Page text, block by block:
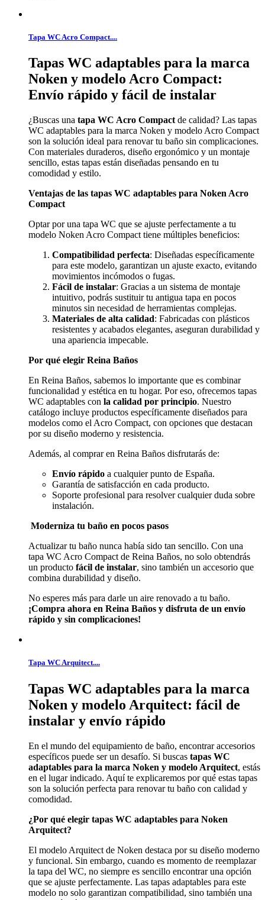
Tapa WC Acro Compact....
Tapas WC adaptables para la marca
Noken y modelo Acro Compact:
Envío rápido y fácil de instalar
¿Buscas una tapa WC Acro Compact de calidad? Las tapas
WC adaptables para la marca Noken y modelo Acro Compact
son la solución ideal para renovar tu baño sin complicaciones.
Con materiales duraderos, diseño ergonómico y un montaje
sencillo, estas tapas están diseñadas pensando en tu
comodidad y estilo.
Ventajas de las tapas WC adaptables para Noken Acro
Compact
Optar por una tapa WC que se ajuste perfectamente a tu
modelo Noken Acro Compact tiene múltiples beneficios:
Compatibilidad perfecta: Diseñadas específicamente
para este modelo, garantizan un ajuste exacto, evitando
movimientos incómodos o fugas.
Fácil de instalar: Gracias a un sistema de montaje
intuitivo, podrás sustituir tu antigua tapa en pocos
minutos sin necesidad de herramientas complejas.
Materiales de alta calidad: Fabricadas con plásticos
resistentes y acabados elegantes, aseguran durabilidad y
una apariencia impecable.
Por qué elegir Reina Baños
En Reina Baños, sabemos lo importante que es combinar
funcionalidad y estética en tu hogar. Por eso, ofrecemos tapas
WC adaptables con la calidad por principio. Nuestro
catálogo incluye productos específicamente diseñados para
modelos como el Acro Compact, con opciones que destacan
por su diseño moderno y resistencia.
Además, al comprar en Reina Baños disfrutarás de:
Envío rápido a cualquier punto de España.
Garantía de satisfacción en cada producto.
Soporte profesional para resolver cualquier duda sobre
instalación.
Moderniza tu baño en pocos pasos
Actualizar tu baño nunca había sido tan sencillo. Con una
tapa WC Acro Compact de Reina Baños, no solo obtendrás
un producto fácil de instalar, sino también un accesorio que
combina durabilidad y diseño.
No esperes más para darle un aire renovado a tu baño.
¡Compra ahora en Reina Baños y disfruta de un envío
rápido y sin complicaciones!
Tapa WC Arquitect....
Tapas WC adaptables para la marca
Noken y modelo Arquitect: fácil de
instalar y envío rápido
En el mundo del equipamiento de baño, encontrar accesorios
específicos puede ser un desafío. Si buscas tapas WC
adaptables para la marca Noken y modelo Arquitect, estás
en el lugar indicado. Aquí te explicaremos por qué estas tapas
son la solución perfecta para renovar tu baño con calidad y
comodidad.
¿Por qué elegir tapas WC adaptables para Noken
Arquitect?
El modelo Arquitect de Noken destaca por su diseño moderno
y funcional. Sin embargo, cuando es momento de reemplazar
la tapa del WC, no siempre es sencillo encontrar una opción
que se ajuste perfectamente. Las tapas adaptables para este
modelo no solo garantizan compatibilidad, sino también una